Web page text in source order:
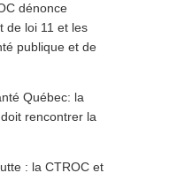
dénonce
de loi 11 et les
publique et de
Québec: la
rencontrer la
: la CTROC et